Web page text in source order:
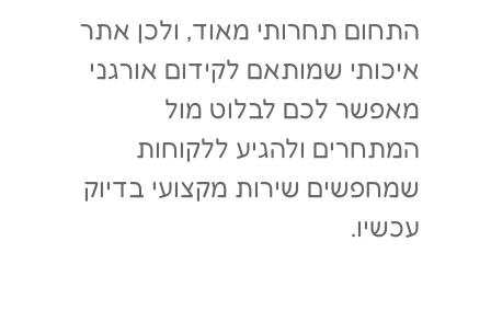
התחום תחרותי מאוד, ולכן אתר
איכותי שמותאם לקידום אורגני
מאפשר לכם לבלוט מול
המתחרים ולהגיע ללקוחות
שמחפשים שירות מקצועי בדיוק
עכשיו.